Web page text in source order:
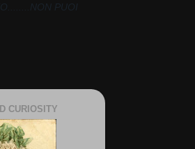
PUOI
CURIOSITY